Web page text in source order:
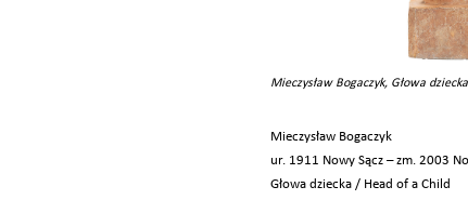
Mieczysław Bogaczyk, Głowa dziecka
Mieczysław Bogaczyk
ur. 1911 Nowy Sącz – zm. 2003
Głowa dziecka / Head of a Child